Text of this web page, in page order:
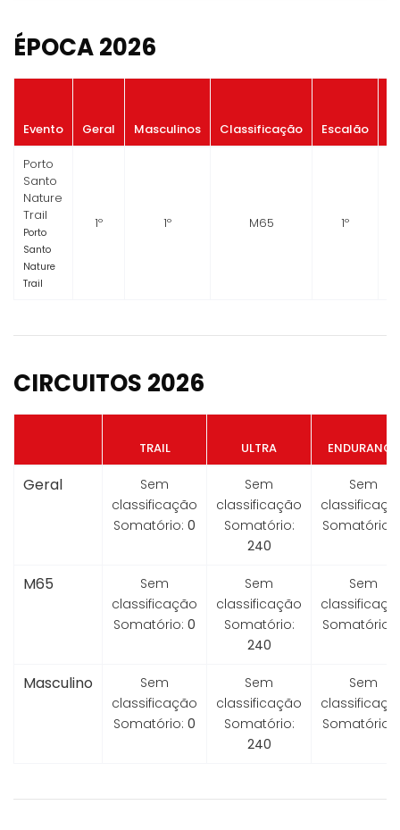
ÉPOCA 2026
Evento Geral Masculinos Classificação Escalão
Porto
Santo
Nature
Trail
Porto
Santo
Nature
Trail
1º 1º M65 1º
CIRCUITOS 2026
TRAIL ULTRA ENDURANCE
Geral
Sem
classificação
Somatório: 0
Sem
classificação
Somatório:
240
Sem
Somatório:
M65
Sem
classificação
Somatório: 0
Sem
classificação
Somatório:
240
Sem
Somatório:
Masculino
Sem
classificação
Somatório: 0
Sem
classificação
Somatório:
240
Sem
Somatório: